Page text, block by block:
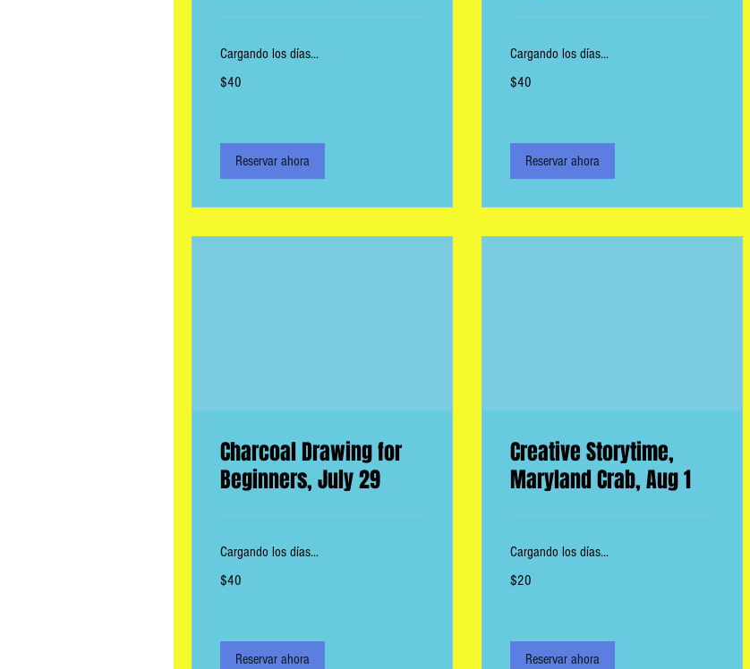
Cargando los días...
dólares
$40
Reservar ahora
Cargando los días...
dólares
$40
Reservar ahora
Charcoal Drawing for
Beginners, July 29
Cargando los días...
dólares
$40
Reservar ahora
Creative Storytime,
Maryland Crab, Aug 1
Cargando los días...
dólares
$20
Reservar ahora